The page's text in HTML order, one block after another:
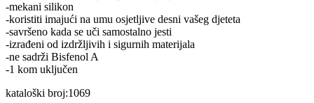
-mekani silikon
-koristiti imajući na umu osjetljive desni vašeg djeteta
-savršeno kada se uči samostalno jesti
-izrađeni od izdržljivih i sigurnih materijala
-ne sadrži Bisfenol A
-1 kom uključen
kataloški broj:1069